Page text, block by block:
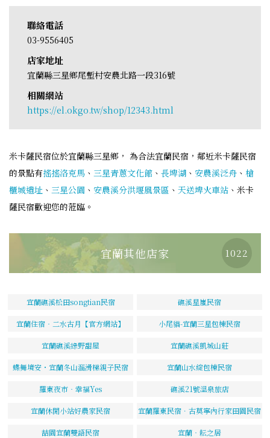
聯絡電話
03-9556405
店家地址
宜蘭縣三星鄉尾塹村安農北路一段316號
相關網站
https://el.okgo.tw/shop/12343.html
米卡薩民宿位於宜蘭縣三星鄉， 為合法宜蘭民宿，鄰近米卡薩民宿
的景點有搖搖洛克馬 、 三星青蔥文化館 、 長埤湖 、 安農溪泛舟 、 槍
櫃城遺址 、 三星公園 、 安農溪分洪堰風景區 、 天送埤火車站 、米卡
薩民宿歡迎您的蒞臨。
宜蘭其他店家 1022
宜蘭礁溪松田songtian民宿 礁溪星嵐民宿
宜蘭住宿‧二水古月【官方網站】 小尾貓-宜蘭三星包棟民宿
宜蘭礁溪綠野甜屋 宜蘭礁溪凱城山莊
蝶舞境安・宜蘭冬山溜滑梯親子民宿 宜蘭山水綻包棟民宿
羅東夜市‧幸福Yes 礁溪21號溫泉旅店
宜蘭休閒小站好農家民宿 宜蘭羅東民宿．古莫寧內行家田園民宿
喆園宜蘭雙語民宿 宜蘭‧耘之居